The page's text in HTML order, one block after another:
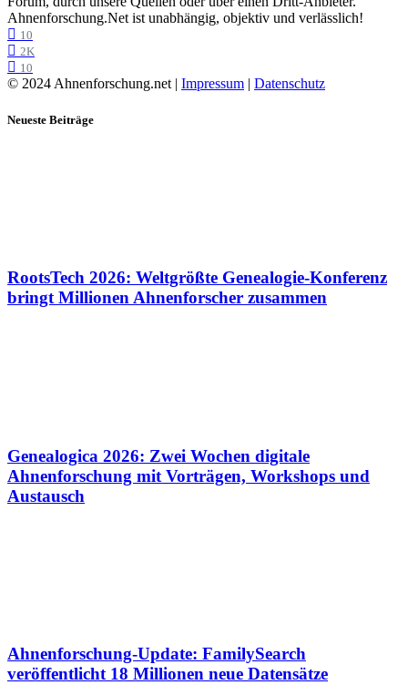
Ahnenforschung.Net ist unabhängig, objektiv und verlässlich!
10
2K
10
© 2024 Ahnenforschung.net | Impressum | Datenschutz
Neueste Beiträge
RootsTech 2026: Weltgrößte Genealogie-Konferenz
bringt Millionen Ahnenforscher zusammen
Genealogica 2026: Zwei Wochen digitale
Ahnenforschung mit Vorträgen, Workshops und
Austausch
Ahnenforschung-Update: FamilySearch
veröffentlicht 18 Millionen neue Datensätze